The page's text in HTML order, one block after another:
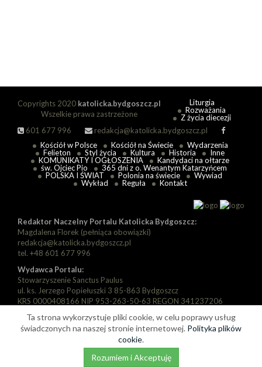
Copyrights 2020 katolicka.bydgoszcz.pl
Wszelkie prawa zastrzeżone
601 677 996
redakcja@katolicka.bydgoszcz.pl
Liturgia
Rozważania
Z życia diecezji
Kościół w Polsce Kościół na Świecie
Wydarzenia
Felieton
Styl życia Kultura Historia
Inne
KOMUNIKATY I OGŁOSZENIA
Kandydaci na ołtarze
św. Ojciec Pio
365 dni z o. Wenantym Katarzyńcem
POLSKA I ŚWIAT
Polonia na świecie
Wywiad
Wykład
Reguła Kontakt
Redaktor Naczelny Portalu Katolicka Bydgoszcz:
Magdalena Florek (pełniąca obowiązki)
redakcja@katolicka.bydgoszcz.pl
tel. +48 601 677 996
Wydawca Portalu:
Stowarzyszenie Sanctus Paulus
ul. ks. Jerzego Popiełuszki 3 85-863 Bydgoszcz
KRS 0000408166 NIP 953-263-50-63 REGON 341237206
Zarząd:
Prezes: Piotr Florek
Wiceprezes: Michał Jędryka
Ta strona wykorzystuje pliki cookie, w celu poprawy usług
świadczonych na naszej stronie internetowej. Polityka plików
cookie.
Rozumiem i Akceptuję